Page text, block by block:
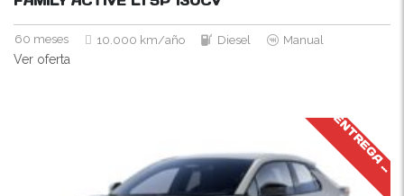
60 meses 10.000 km/año Diesel Manual
Ver oferta
J